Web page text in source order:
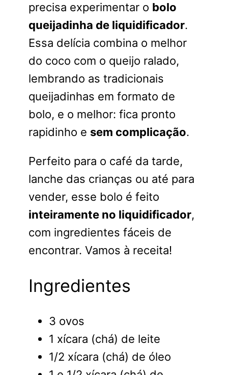
precisa experimentar o bolo
queijadinha de liquidificador.
Essa delícia combina o melhor
do coco com o queijo ralado,
lembrando as tradicionais
queijadinhas em formato de
bolo, e o melhor: fica pronto
rapidinho e sem complicação.
Perfeito para o café da tarde,
lanche das crianças ou até para
vender, esse bolo é feito
inteiramente no liquidificador,
com ingredientes fáceis de
encontrar. Vamos à receita!
Ingredientes
3 ovos
1 xícara (chá) de leite
1/2 xícara (chá) de óleo